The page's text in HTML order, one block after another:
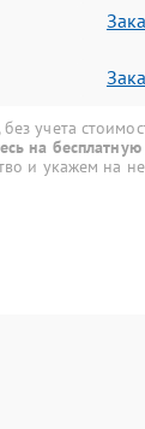
учета
на бесплатную
и укажем на